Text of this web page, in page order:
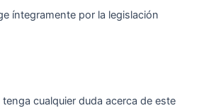
íntegramente por la legislación
cualquier duda acerca de este